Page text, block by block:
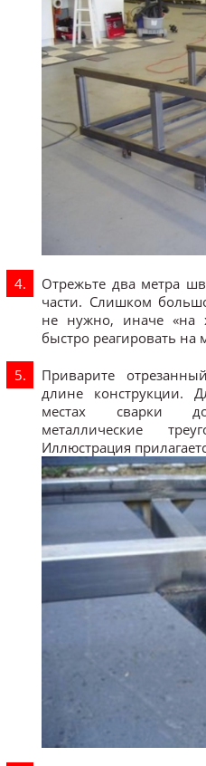
Отрежьте два метра
части. Слишком
не нужно, иначе «на
быстро реагировать на
Приварите
длине конструкции.
местах сварки
металлические
Иллюстрация